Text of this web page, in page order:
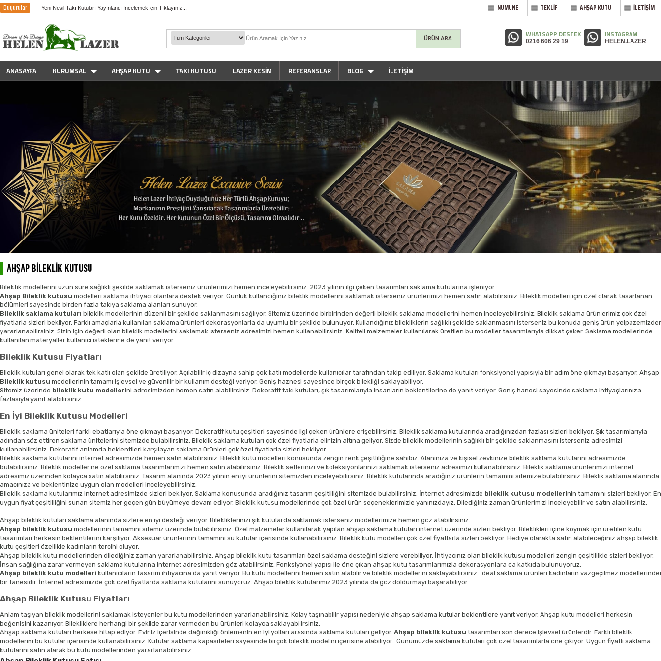
Duyurular Yeni Nesil Takı Kutuları Yayınlandı İncelemek için Tıklayınız... İLETİŞİM
AHŞAP KUTU
TEKLİF
NUMUNE
ÜRÜN ARA WHATSAPP DESTEK
0216 606 29 19
INSTAGRAM
HELEN.LAZER
ANASAYFA KURUMSAL AHŞAP KUTU TAKI KUTUSU LAZER KESIM REFERANSLAR BLOG İLETİŞİM
AHŞAP BİLEKLİK KUTUSU
Bilektik modellerini uzun süre sağlıklı şekilde saklamak isterseniz ürünlerimizi hemen inceleyebilirsiniz. 2023 yılının ilgi çeken tasarımları saklama kutularına işleniyor.
Ahşap Bileklik kutusu modelleri saklama ihtiyacı olanlara destek veriyor. Günlük kullandığınız bileklik modellerini saklamak isterseniz ürünlerimizi hemen satın alabilirsiniz. Bileklik modelleri için özel olarak tasarlanan
bölümleri sayesinde birden fazla takıya saklama alanları sunuyor.
Bileklik saklama kutuları bileklik modellerinin düzenli bir şekilde saklanmasını sağlıyor. Sitemiz üzerinde birbirinden değerli bileklik saklama modellerini hemen inceleyebilirsiniz. Bileklik saklama ürünlerimiz çok özel
fiyatlarla sizleri bekliyor. Farklı amaçlarla kullanılan saklama ürünleri dekorasyonlarla da uyumlu bir şekilde bulunuyor. Kullandığınız bilekliklerin sağlıklı şekilde saklanmasını isterseniz bu konuda geniş ürün
yararlanabilirsiniz. Sizin için değerli olan bileklik modellerini saklamak isterseniz adresimizi hemen kullanabilirsiniz. Kaliteli malzemeler kullanılarak üretilen bu modeller tasarımlarıyla dikkat çeker. Saklama modellerinde
kullanılan materyaller kullanıcı isteklerine de yanıt veriyor.
Bileklik Kutusu Fiyatları
Bileklik kutuları genel olarak tek katlı olan şekilde üretiliyor. Açılabilir iç dizayna sahip çok katlı modellerde kullanıcılar tarafından takip ediliyor. Saklama kutuları fonksiyonel yapısıyla bir adım öne çıkmayı başarıyor. Ahşap
Bileklik kutusu modellerinin tamamı işlevsel ve güvenilir bir kullanım desteği veriyor. Geniş haznesi sayesinde birçok bilekliği saklayabiliyor.
Sitemiz üzerinde bileklik kutu modellerini adresimizden hemen satın alabilirsiniz. Dekoratif takı kutuları, şık tasarımlarıyla insanların beklentilerine de yanıt veriyor. Geniş hanesi sayesinde saklama ihtiyaçlarınıza
fazlasıyla yanıt alabilirsiniz.
En İyi Bileklik Kutusu Modelleri
Bileklik saklama üniteleri farklı ebatlarıyla öne çıkmayı başarıyor. Dekoratif kutu çeşitleri sayesinde ilgi çeken ürünlere erişebilirsiniz. Bileklik saklama kutularında aradığınızdan fazlası sizleri bekliyor. Şık tasarımlarıyla
adından söz ettiren saklama ünitelerini sitemizde bulabilirsiniz. Bileklik saklama kutuları çok özel fiyatlarla elinizin altına geliyor. Sizde bileklik modellerinin sağlıklı bir şekilde saklanmasını isterseniz adresimizi
kullanabilirsiniz. Dekoratif anlamda beklentileri karşılayan saklama ürünleri çok özel fiyatlarla sizleri bekliyor.
Bileklik saklama kutularını internet adresimizde hemen satın alabilirsiniz. Bileklik kutu modelleri konusunda zengin renk çeşitliliğine sahibiz. Alanınıza ve kişisel zevkinize bileklik saklama kutularını adresimizde
bulabilirsiniz. Bileklik modellerine özel saklama tasarımlarımızı hemen satın alabilirsiniz. Bileklik setlerinizi ve koleksiyonlarınızı saklamak isterseniz adresimizi kullanabilirsiniz. Bileklik saklama ürünlerimizi internet
adresimiz üzerinden kolayca satın alabilirsiniz. Tasarım alanında 2023 yılının en iyi ürünlerini sitemizden inceleyebilirsiniz. Bileklik kutularında aradığınız ürünlerin tamamını sitemize bulabilirsiniz. Bileklik saklama alanında
amacınıza ve beklentinize uygun olan modelleri inceleyebilirsiniz.
Bileklik saklama kutularımız internet adresimizde sizleri bekliyor. Saklama konusunda aradığınız tasarım çeşitliliğini sitemizde bulabilirsiniz. İnternet adresimizde bileklik kutusu modellerinin tamamını sizleri bekliyor. En
uygun fiyat çeşitliliğini sunan sitemiz her geçen gün büyümeye devam ediyor. Bileklik kutusu modellerinde çok özel ürün seçeneklerimizle yanınızdayız. Dilediğiniz zaman ürünlerimizi inceleyebilir ve satın alabilirsiniz.
Ahşap bileklik kutuları saklama alanında sizlere en iyi desteği veriyor. Bilekliklerinizi şık kutularda saklamak isterseniz modellerimize hemen göz atabilirsiniz.
Ahşap bileklik kutusu modellerinin tamamını sitemiz üzerinde bulabilirsiniz. Özel malzemeler kullanılarak yapılan ahşap saklama kutuları internet üzerinde sizleri bekliyor. Bileklikleri içine koymak için üretilen kutu
tasarımları herkesin beklentilerini karşılıyor. Aksesuar ürünlerinin tamamını su kutular içerisinde kullanabilirsiniz. Bileklik kutu modelleri çok özel fiyatlarla sizleri bekliyor. Hediye olarakta satın alabileceğiniz ahşap bileklik
kutu çeşitleri özellikle kadınların tercihi oluyor.
Ahşap bileklik kutu modellerinden dilediğiniz zaman yararlanabilirsiniz. Ahşap bileklik kutu tasarımları özel saklama desteğini sizlere verebiliyor. İhtiyacınız olan bileklik kutusu modelleri zengin çeşitlilikle sizleri bekliyor.
İnsan sağlığına zarar vermeyen saklama kutularına internet adresimizden göz atabilirsiniz. Fonksiyonel yapısı ile öne çıkan ahşap kutu tasarımlarımızla dekorasyonlara da katkıda bulunuyoruz.
Ahşap bileklik kutu modelleri kullanıcıların tasarım ihtiyacına da yanıt veriyor. Bu kutu modellerini hemen satın alabilir ve bileklik modellerini saklayabilirsiniz. İdeal saklama ürünleri kadınların vazgeçilmez
bir tanesidir. İnternet adresimizde çok özel fiyatlarda saklama kutularını sunuyoruz. Ahşap bileklik kutularımız 2023 yılında da göz doldurmayı başarabiliyor.
Ahşap Bileklik Kutusu Fiyatları
Anlam taşıyan bileklik modellerini saklamak isteyenler bu kutu modellerinden yararlanabilirsiniz. Kolay taşınabilir yapısı nedeniyle ahşap saklama kutular beklentilere yanıt veriyor. Ahşap kutu modelleri herkesin
beğenisini kazanıyor. Bilekliklere herhangi bir şekilde zarar vermeden bu ürünleri kolayca saklayabilirsiniz.
Ahşap saklama kutuları herkese hitap ediyor. Eviniz içerisinde dağınıklığı önlemenin en iyi yolları arasında saklama kutuları geliyor. Ahşap bileklik kutusu tasarımları son derece işlevsel ürünlerdir. Farklı bileklik
modellerini bu kutular içerisinde kullanabilirsiniz. Kutular saklama kapasiteleri sayesinde birçok bileklik modelini içerisine alabiliyor. Günümüzde saklama kutuları çok özel tasarımlarla öne çıkıyor. Uygun fiyatlı saklama
kutularını satın alarak bu kutu modellerinden yararlanabilirsiniz.